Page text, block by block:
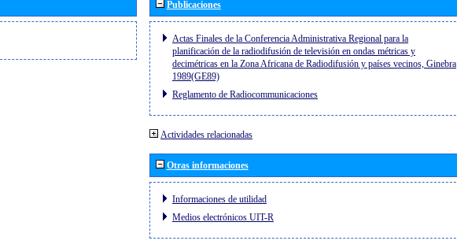
Publicaciones
Actas Finales de la Conferencia Administrativa Regional para la
planificación de la radiodifusión de televisión en ondas métricas y
decimétricas en la Zona Africana de Radiodifusión y países vecinos, Ginebra
1989(GE89)
Reglamento de Radiocommunicaciones
Actividades relacionadas
Otras informaciones
Informaciones de utilidad
Medios electrónicos UIT-R